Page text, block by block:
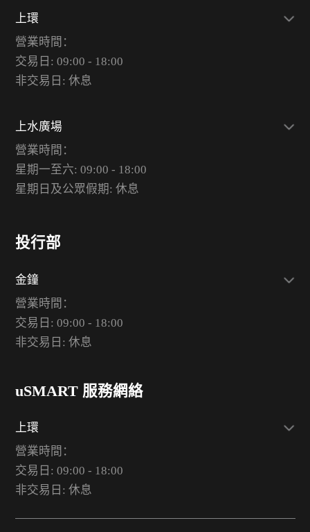
上環
營業時間：
交易日: 09:00 - 18:00
非交易日: 休息
上水廣場
營業時間：
星期一至六: 09:00 - 18:00
星期日及公眾假期: 休息
投行部
金鐘
營業時間：
交易日: 09:00 - 18:00
非交易日: 休息
uSMART 服務網絡
上環
營業時間：
交易日: 09:00 - 18:00
非交易日: 休息